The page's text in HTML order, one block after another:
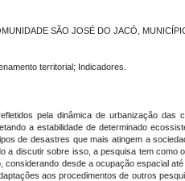
SÃO JOSÉ DO JACÓ,
territorial; Indicadores.
pela dinâmica de urbanização das
a estabilidade de determinado
de desastres que mais atingem a
a discutir sobre isso, a pesquisa tem
considerando desde a ocupação espacial
aos procedimentos de outros